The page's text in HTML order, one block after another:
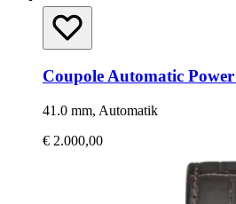
Coupole Automatic Power
41.0 mm, Automatik
€ 2.000,00